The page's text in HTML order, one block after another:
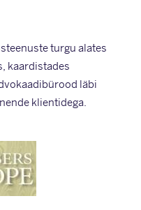
turgu alates
kaardistades
läbi
klientidega.